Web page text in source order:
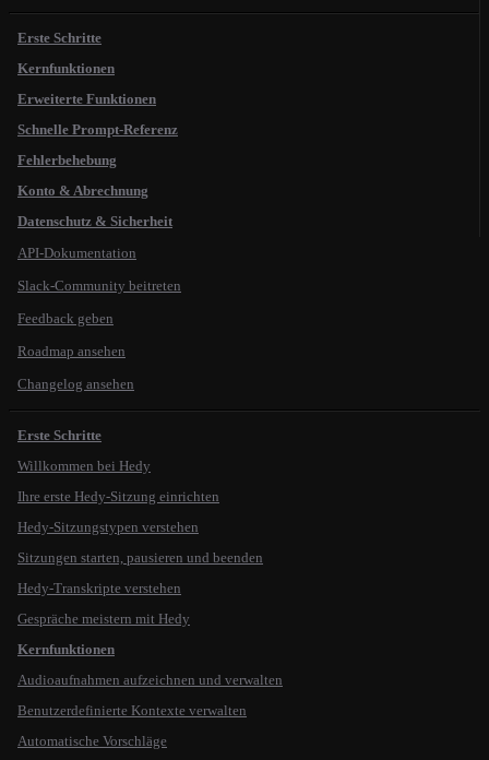
Erste Schritte
Kernfunktionen
Erweiterte Funktionen
Schnelle Prompt-Referenz
Fehlerbehebung
Konto & Abrechnung
Datenschutz & Sicherheit
API-Dokumentation
Slack-Community beitreten
Feedback geben
Roadmap ansehen
Changelog ansehen
Erste Schritte
Willkommen bei Hedy
Ihre erste Hedy-Sitzung einrichten
Hedy-Sitzungstypen verstehen
Sitzungen starten, pausieren und beenden
Hedy-Transkripte verstehen
Gespräche meistern mit Hedy
Kernfunktionen
Audioaufnahmen aufzeichnen und verwalten
Benutzerdefinierte Kontexte verwalten
Automatische Vorschläge